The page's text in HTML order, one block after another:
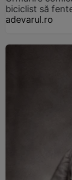
biciclist să
adevarul.ro